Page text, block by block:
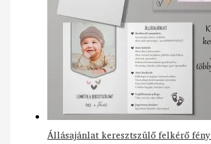
Állásajánlat keresztszülő felkérő